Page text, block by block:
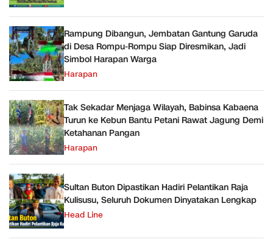
Rampung Dibangun, Jembatan Gantung Garuda
di Desa Rompu-Rompu Siap Diresmikan, Jadi
Simbol Harapan Warga
Harapan
Tak Sekadar Menjaga Wilayah, Babinsa Kabaena
Turun ke Kebun Bantu Petani Rawat Jagung Demi
Ketahanan Pangan
Harapan
Sultan Buton Dipastikan Hadiri Pelantikan Raja
Kulisusu, Seluruh Dokumen Dinyatakan Lengkap
Head Line